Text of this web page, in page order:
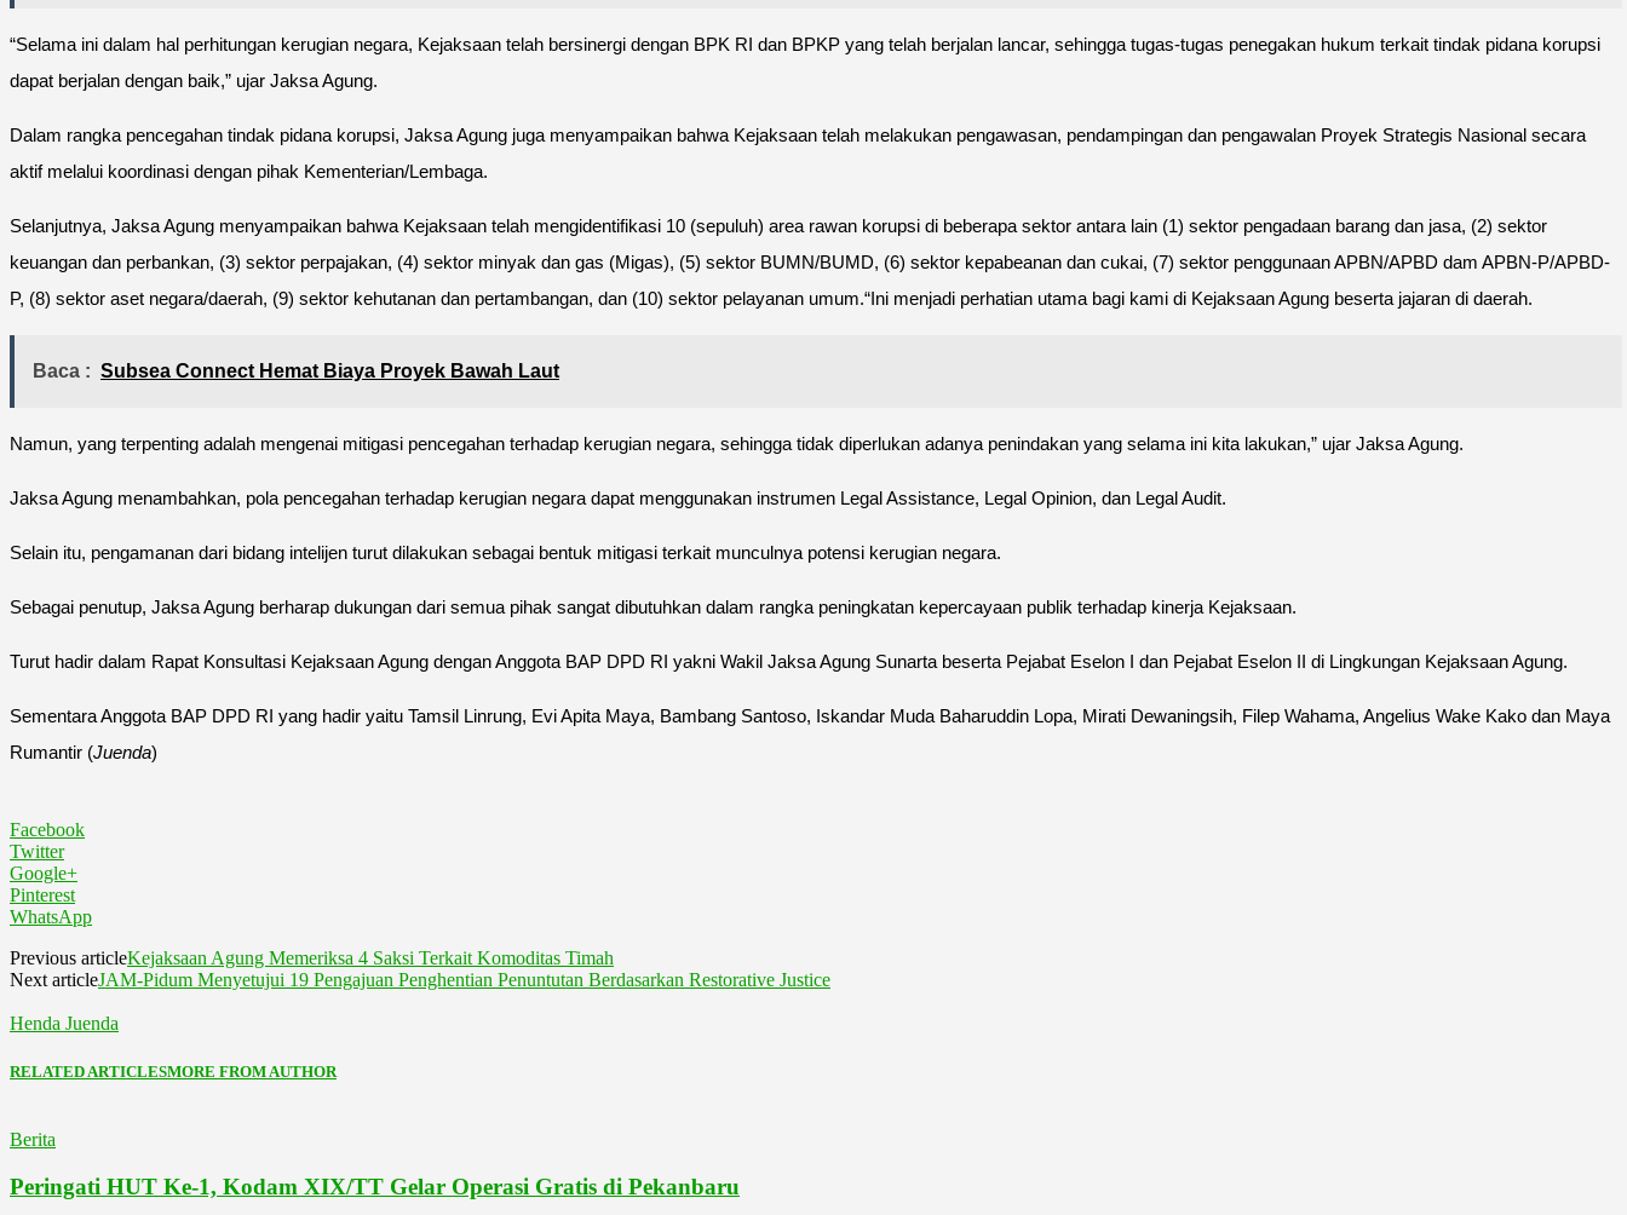
“Selama ini dalam hal perhitungan kerugian negara, Kejaksaan telah bersinergi dengan BPK RI dan BPKP yang telah berjalan lancar, sehingga tugas-tugas penegakan hukum terkait tindak pidana korupsi
dapat berjalan dengan baik,” ujar Jaksa Agung.
Dalam rangka pencegahan tindak pidana korupsi, Jaksa Agung juga menyampaikan bahwa Kejaksaan telah melakukan pengawasan, pendampingan dan pengawalan Proyek Strategis Nasional secara
aktif melalui koordinasi dengan pihak Kementerian/Lembaga.
Selanjutnya, Jaksa Agung menyampaikan bahwa Kejaksaan telah mengidentifikasi 10 (sepuluh) area rawan korupsi di beberapa sektor antara lain (1) sektor pengadaan barang dan jasa, (2) sektor
keuangan dan perbankan, (3) sektor perpajakan, (4) sektor minyak dan gas (Migas), (5) sektor BUMN/BUMD, (6) sektor kepabeanan dan cukai, (7) sektor penggunaan APBN/APBD dam APBN-P/APBD-
P, (8) sektor aset negara/daerah, (9) sektor kehutanan dan pertambangan, dan (10) sektor pelayanan umum.“Ini menjadi perhatian utama bagi kami di Kejaksaan Agung beserta jajaran di daerah.
Baca : Subsea Connect Hemat Biaya Proyek Bawah Laut
Namun, yang terpenting adalah mengenai mitigasi pencegahan terhadap kerugian negara, sehingga tidak diperlukan adanya penindakan yang selama ini kita lakukan,” ujar Jaksa Agung.
Jaksa Agung menambahkan, pola pencegahan terhadap kerugian negara dapat menggunakan instrumen Legal Assistance, Legal Opinion, dan Legal Audit.
Selain itu, pengamanan dari bidang intelijen turut dilakukan sebagai bentuk mitigasi terkait munculnya potensi kerugian negara.
Sebagai penutup, Jaksa Agung berharap dukungan dari semua pihak sangat dibutuhkan dalam rangka peningkatan kepercayaan publik terhadap kinerja Kejaksaan.
Turut hadir dalam Rapat Konsultasi Kejaksaan Agung dengan Anggota BAP DPD RI yakni Wakil Jaksa Agung Sunarta beserta Pejabat Eselon I dan Pejabat Eselon II di Lingkungan Kejaksaan Agung.
Sementara Anggota BAP DPD RI yang hadir yaitu Tamsil Linrung, Evi Apita Maya, Bambang Santoso, Iskandar Muda Baharuddin Lopa, Mirati Dewaningsih, Filep Wahama, Angelius Wake Kako dan Maya
Rumantir (Juenda)
Facebook
Twitter
Google+
Pinterest
WhatsApp
Previous articleKejaksaan Agung Memeriksa 4 Saksi Terkait Komoditas Timah
Next articleJAM-Pidum Menyetujui 19 Pengajuan Penghentian Penuntutan Berdasarkan Restorative Justice
Henda Juenda
RELATED ARTICLESMORE FROM AUTHOR
Berita
Peringati HUT Ke-1, Kodam XIX/TT Gelar Operasi Gratis di Pekanbaru